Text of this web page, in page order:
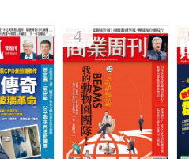
4